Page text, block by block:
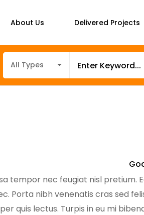
About Us Delivered Projects
All Types
tempor nec feugiat nisl pretium.
Porta nibh venenatis cras sed
quis lectus. Turpis in eu mi